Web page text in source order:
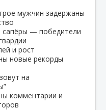
мужчин задержаны
сапёры — победители
и рост
новые рекорды
на
комментарии и